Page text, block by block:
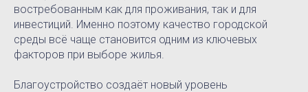
востребованным как для проживания, так и для
инвестиций. Именно поэтому качество городской
среды всё чаще становится одним из ключевых
факторов при выборе жилья.
Благоустройство создаёт новый уровень